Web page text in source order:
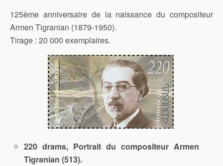
125ème anniversaire de la naissance du compositeur
Armen Tigranian (1879-1950).
Tirage : 20 000 exemplaires.
220 drams, Portrait du compositeur Armen
Tigranian (513).